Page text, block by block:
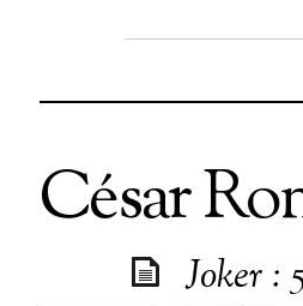
César
Joker :